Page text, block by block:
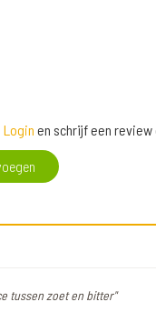
Login en schrijf een review
tussen zoet en bitter"